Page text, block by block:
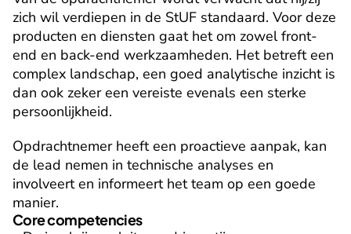
zich wil verdiepen in de StUF standaard. Voor deze
producten en diensten gaat het om zowel front-
end en back-end werkzaamheden. Het betreft een
complex landschap, een goed analytische inzicht is
dan ook zeker een vereiste evenals een sterke
persoonlijkheid.
Opdrachtnemer heeft een proactieve aanpak, kan
de lead nemen in technische analyses en
involveert en informeert het team op een goede
manier.
Core competencies